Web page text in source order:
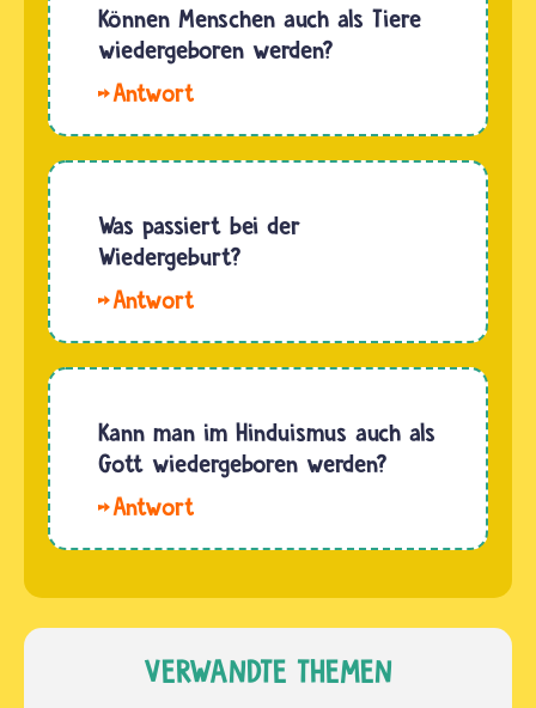
und…
Buddhisten
glauben,
jeder
Mensch
wiedergeboren
Dabei
muss er
aber
immer…
Können Menschen auch als Tiere
wiedergeboren werden?
sowie
und
Buddhisten
glauben,
dass die
Seele
eines
nach
dem Tod
des…
Was passiert bei der
Wiedergeburt?
und
sowie
Hindus
dass sich
die Seele
Körpers
Kann man im Hinduismus auch als
Gott wiedergeboren werden?
glauben,
dass die
Seele inVERWANDTE THEMEN